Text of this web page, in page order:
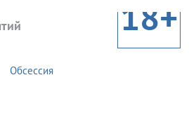
18+
Обсессия